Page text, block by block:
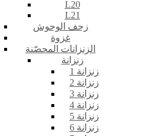
L20
L21
زحف الوحوش
غزوة
الزنزانات المحصّنة
زنزانة
زنزانة 1
زنزانة 2
زنزانة 3
زنزانة 4
زنزانة 5
زنزانة 6